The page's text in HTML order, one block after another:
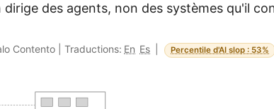
dirige des agents, non des systèmes qu'il
Contento Traductions: En Es Percentile d'AI slop : 53%